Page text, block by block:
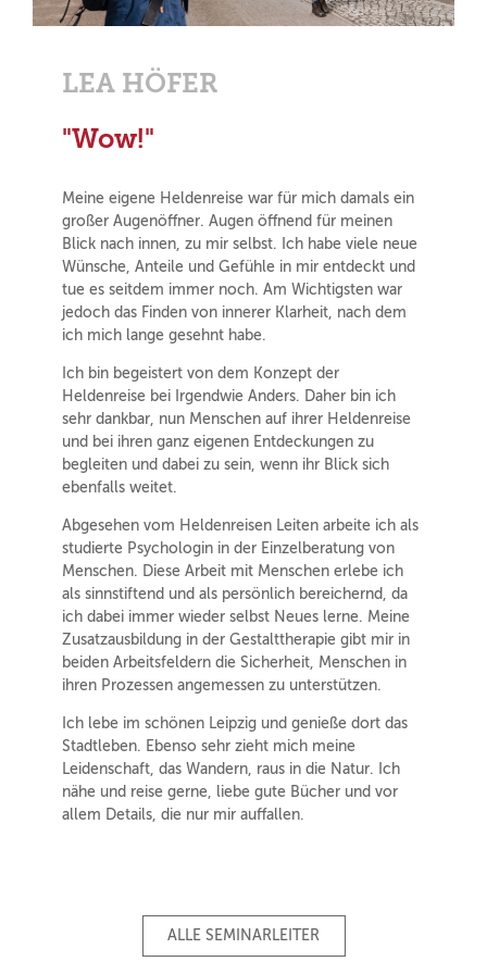
LEA HÖFER
"Wow!"
Meine eigene Heldenreise war für mich damals ein
großer Augenöffner. Augen öffnend für meinen
Blick nach innen, zu mir selbst. Ich habe viele neue
Wünsche, Anteile und Gefühle in mir entdeckt und
tue es seitdem immer noch. Am Wichtigsten war
jedoch das Finden von innerer Klarheit, nach dem
ich mich lange gesehnt habe.
Ich bin begeistert von dem Konzept der
Heldenreise bei Irgendwie Anders. Daher bin ich
sehr dankbar, nun Menschen auf ihrer Heldenreise
und bei ihren ganz eigenen Entdeckungen zu
begleiten und dabei zu sein, wenn ihr Blick sich
ebenfalls weitet.
Abgesehen vom Heldenreisen Leiten arbeite ich als
studierte Psychologin in der Einzelberatung von
Menschen. Diese Arbeit mit Menschen erlebe ich
als sinnstiftend und als persönlich bereichernd, da
ich dabei immer wieder selbst Neues lerne. Meine
Zusatzausbildung in der Gestalttherapie gibt mir in
beiden Arbeitsfeldern die Sicherheit, Menschen in
ihren Prozessen angemessen zu unterstützen.
Ich lebe im schönen Leipzig und genieße dort das
Stadtleben. Ebenso sehr zieht mich meine
Leidenschaft, das Wandern, raus in die Natur. Ich
nähe und reise gerne, liebe gute Bücher und vor
allem Details, die nur mir auffallen.
ALLE SEMINARLEITER